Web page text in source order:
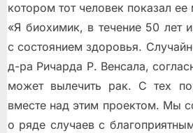
котором тот человек показал ее
«Я биохимик, в течение 50 лет
с состоянием здоровья.
д-ра Ричарда Р. Венсала,
может вылечить рак. С тех
вместе над этим проектом. Мы
о ряде случаев с